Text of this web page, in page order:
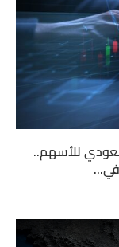
للأسهم..